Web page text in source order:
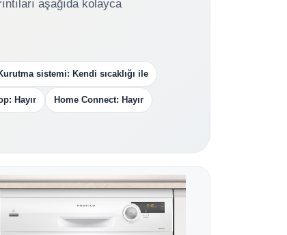
aşağıda kolayca
sistemi: Kendi sıcaklığı ile
Hayır Home Connect: Hayır